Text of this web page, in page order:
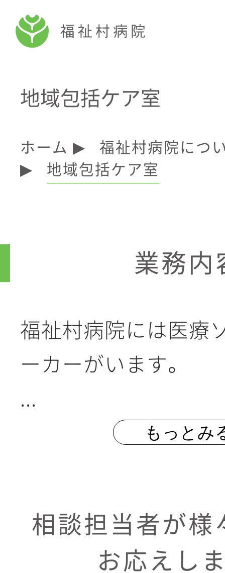
地域包括ケア室
ホーム ▶ 福祉村病院につ
▶ 地域包括ケア室
業務内
福祉村病院には医療
ーカーがいます。
...
もっとみ
相談担当者が様
お応えし